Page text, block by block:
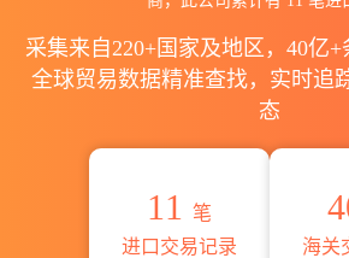
采集来自220+国家及地区，40亿+
全球贸易数据精准查找，实时追
态
11
笔
进口交易记录
海关